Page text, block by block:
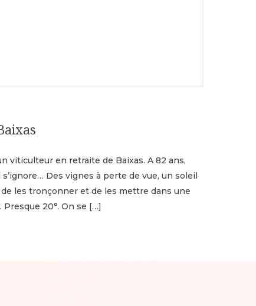
viticulteur en retraite de Baixas. A 82 ans,
Des vignes à perte de vue, un soleil
les tronçonner et de les mettre dans une
20°. On se […]